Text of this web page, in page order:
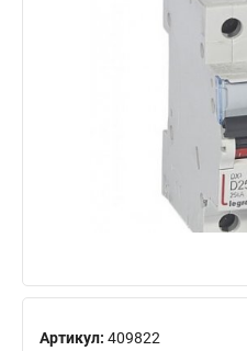
Артикул: 409822